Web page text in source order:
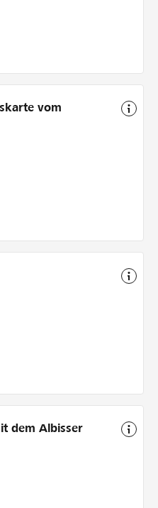
vom
dem Albisser